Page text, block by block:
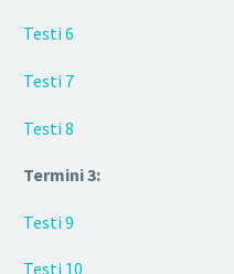
Testi 6
Testi 7
Testi 8
Termini 3:
Testi 9
Testi 10